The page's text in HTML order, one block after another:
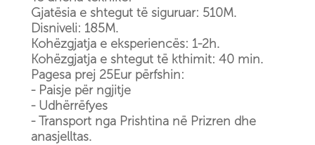
Gjatësia e shtegut të siguruar: 510M.
Disniveli: 185M.
Kohëzgjatja e eksperiencës: 1-2h.
Kohëzgjatja e shtegut të kthimit: 40 min.
Pagesa prej 25Eur përfshin:
- Paisje për ngjitje
- Udhërrëfyes
- Transport nga Prishtina në Prizren dhe
anasjelltas.